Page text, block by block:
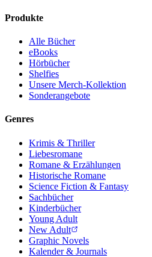
Produkte
Alle Bücher
eBooks
Hörbücher
Shelfies
Unsere Merch-Kollektion
Sonderangebote
Genres
Krimis & Thriller
Liebesromane
Romane & Erzählungen
Historische Romane
Science Fiction & Fantasy
Sachbücher
Kinderbücher
Young Adult
New Adult
Graphic Novels
Kalender & Journals